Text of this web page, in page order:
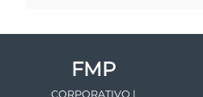
FMP
CORPORATIVO |